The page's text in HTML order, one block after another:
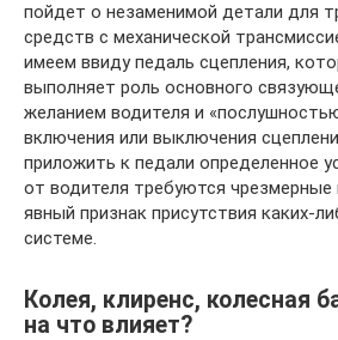
пойдет о незаменимой детали для
средств с механической
имеем ввиду педаль сцепления,
выполняет роль основного
желанием водителя и
включения или выключения
приложить к педали определенное
от водителя требуются чрезмерные
явный признак присутствия каких-
системе.
Колея, клиренс, колесная
на что влияет?